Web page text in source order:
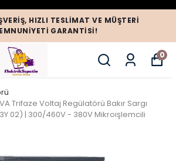
HIZLI TESLIMAT VE MÜŞTERI
GARANTISI!
0
Trifaze Voltaj Regülatörü Bakır Sargı
02) | 300/460V - 380V Mikroişlemcili